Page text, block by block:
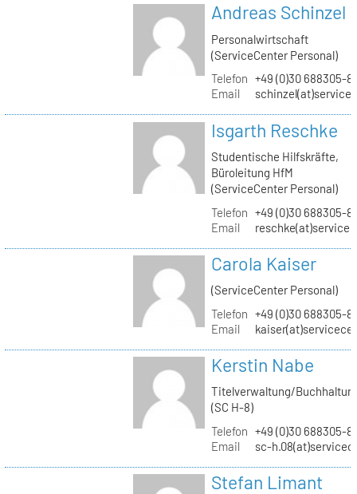
Andreas Schinzel
Personalwirtschaft
(ServiceCenter Personal)
Telefon +49 (0)30 688305-
Email
Isgarth Reschke
Studentische Hilfskräfte,
Büroleitung HfM
(ServiceCenter Personal)
Telefon +49 (0)30 688305-
Email
Carola Kaiser
(ServiceCenter Personal)
Telefon +49 (0)30 688305-
Email
Kerstin Nabe
Titelverwaltung/
(SC H-8)
Telefon +49 (0)30 688305-
Email
sc-
Stefan Limant